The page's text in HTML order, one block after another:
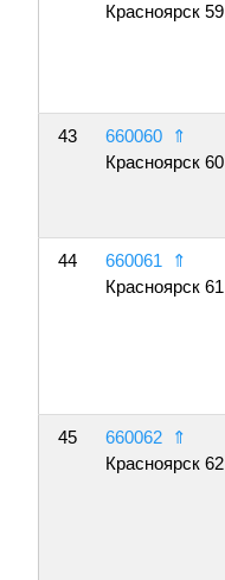
Красноярск 59
43 660060
⇑
Красноярск 60
44 660061
⇑
Красноярск 61
45 660062
⇑
Красноярск 62